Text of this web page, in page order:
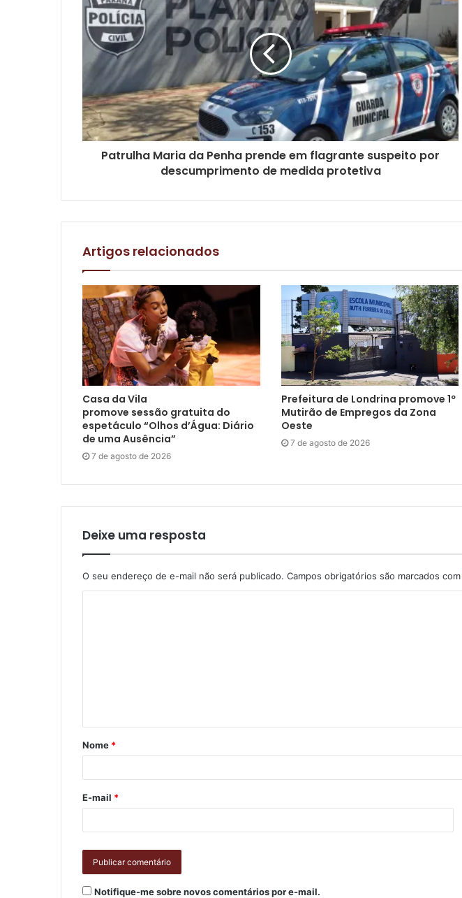
Patrulha Maria da Penha prende em flagrante suspeito por
descumprimento de medida protetiva
Artigos relacionados
Casa da Vila
promove sessão gratuita do
espetáculo “Olhos d’Água: Diário
de uma Ausência”
7 de agosto de 2026
Prefeitura de Londrina promove 1º
Mutirão de Empregos da Zona
Oeste
7 de agosto de 2026
Deixe uma resposta
O seu endereço de e-mail não será publicado. Campos obrigatórios são marcados com
Nome *
E-mail *
Notifique-me sobre novos comentários por e-mail.